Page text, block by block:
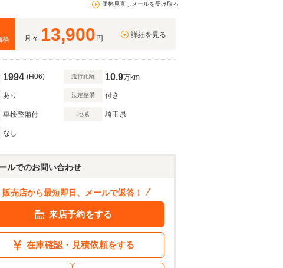
価格見直しメールを受け取る
格
月々 13,900 円 詳細を見る
1994 (H06) 走行距離 10.9万km
あり 法定整備 付き
車検整備付 地域 埼玉県
なし
ルでのお問い合わせ
販売店から最短即日、メールで返答！
来店予約をする
在庫確認・見積依頼をする
ョン結果を見る